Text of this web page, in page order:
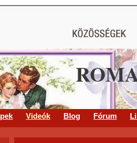
Videók Blog Fórum